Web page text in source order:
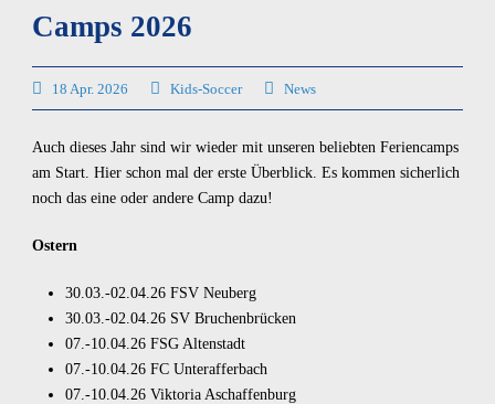
Camps 2026
18 Apr. 2026 Kids-Soccer News
Auch dieses Jahr sind wir wieder mit unseren beliebten Feriencamps
am Start. Hier schon mal der erste Überblick. Es kommen sicherlich
noch das eine oder andere Camp dazu!
Ostern
30.03.-02.04.26 FSV Neuberg
30.03.-02.04.26 SV Bruchenbrücken
07.-10.04.26 FSG Altenstadt
07.-10.04.26 FC Unterafferbach
07.-10.04.26 Viktoria Aschaffenburg